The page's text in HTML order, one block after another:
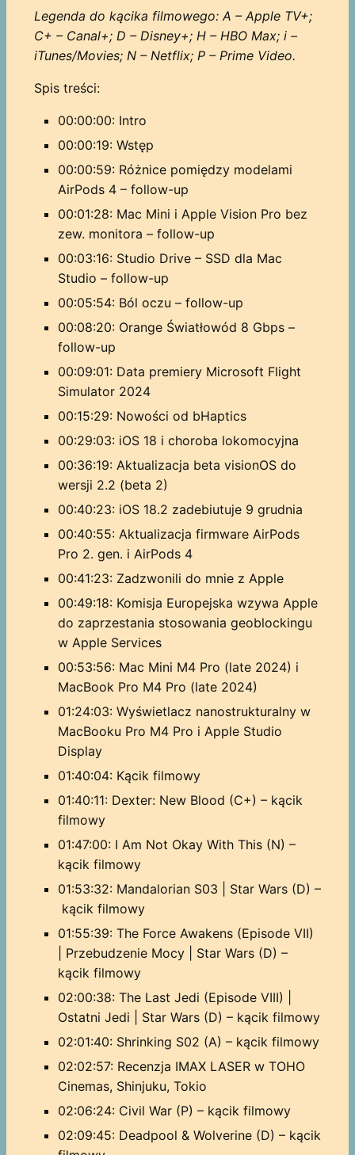
Legenda do kącika filmowego: A – Apple TV+;
C+ – Canal+; D – Disney+; H – HBO Max; i –
iTunes/Movies; N – Netflix; P – Prime Video.
Spis treści:
00:00:00: Intro
00:00:19: Wstęp
00:00:59: Różnice pomiędzy modelami
AirPods 4 – follow-up
00:01:28: Mac Mini i Apple Vision Pro bez
zew. monitora – follow-up
00:03:16: Studio Drive – SSD dla Mac
Studio – follow-up
00:05:54: Ból oczu – follow-up
00:08:20: Orange Światłowód 8 Gbps –
follow-up
00:09:01: Data premiery Microsoft Flight
Simulator 2024
00:15:29: Nowości od bHaptics
00:29:03: iOS 18 i choroba lokomocyjna
00:36:19: Aktualizacja beta visionOS do
wersji 2.2 (beta 2)
00:40:23: iOS 18.2 zadebiutuje 9 grudnia
00:40:55: Aktualizacja firmware AirPods
Pro 2. gen. i AirPods 4
00:41:23: Zadzwonili do mnie z Apple
00:49:18: Komisja Europejska wzywa Apple
do zaprzestania stosowania geoblockingu
w Apple Services
00:53:56: Mac Mini M4 Pro (late 2024) i
MacBook Pro M4 Pro (late 2024)
01:24:03: Wyświetlacz nanostrukturalny w
MacBooku Pro M4 Pro i Apple Studio
Display
01:40:04: Kącik filmowy
01:40:11: Dexter: New Blood (C+) – kącik
filmowy
01:47:00: I Am Not Okay With This (N) –
kącik filmowy
01:53:32: Mandalorian S03 | Star Wars (D) –
kącik filmowy
01:55:39: The Force Awakens (Episode VII)
| Przebudzenie Mocy | Star Wars (D) –
kącik filmowy
02:00:38: The Last Jedi (Episode VIII) |
Ostatni Jedi | Star Wars (D) – kącik filmowy
02:01:40: Shrinking S02 (A) – kącik filmowy
02:02:57: Recenzja IMAX LASER w TOHO
Cinemas, Shinjuku, Tokio
02:06:24: Civil War (P) – kącik filmowy
02:09:45: Deadpool & Wolverine (D) – kącik